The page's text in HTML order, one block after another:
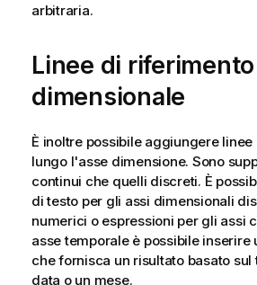
arbitraria.
Linee di riferimento
dimensionale
È inoltre possibile aggiungere
lungo l'asse dimensione. Sono
continui che quelli discreti. È
di testo per gli assi dimensionali
numerici o espressioni per gli assi
asse temporale è possibile inserire
che fornisca un risultato basato sul
data o un mese.